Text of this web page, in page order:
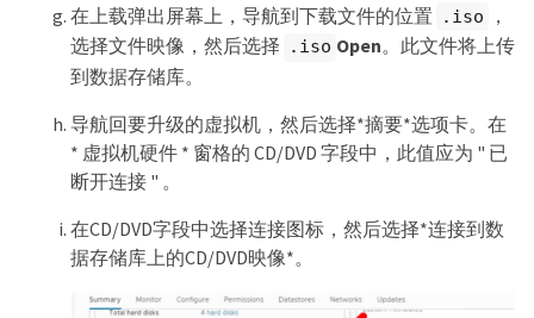
在上载弹出屏幕上，导航到下载文件的位置
.iso
，
选择文件映像，然后选择
.iso Open。此文件将上传
到数据存储库。
导航回要升级的虚拟机，然后选择*摘要*选项卡。在
* 虚拟机硬件 * 窗格的 CD/DVD 字段中，此值应为 " 已
断开连接 " 。
在CD/DVD字段中选择连接图标，然后选择*连接到数
据存储库上的CD/DVD映像*。